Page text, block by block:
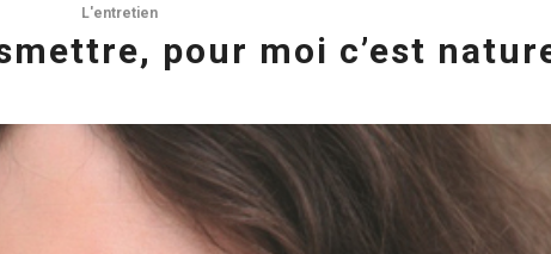
L'entretien
pour moi c’est